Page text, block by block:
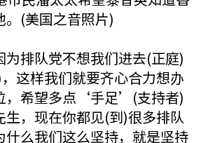
。(美国之音照片)
排队党不想我们进去(正庭)
这样我们就要齐心合力想办
，希望多点‘手足’(支持者)
生，现在你都见(到)很多排队
什么我们这么坚持，就是坚持